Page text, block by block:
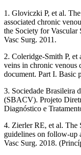
1. Gloviczki P, et al.
associated chronic
the Society for Vascular
Vasc Surg. 2011.
2. Coleridge-Smith P,
veins in chronic venous
document. Part I. Basic
3. Sociedade Brasileira
(SBACV). Projeto
Diagnóstico e
4. Zierler RE, et al. The
guidelines on follow-up
Vasc Surg. 2018.